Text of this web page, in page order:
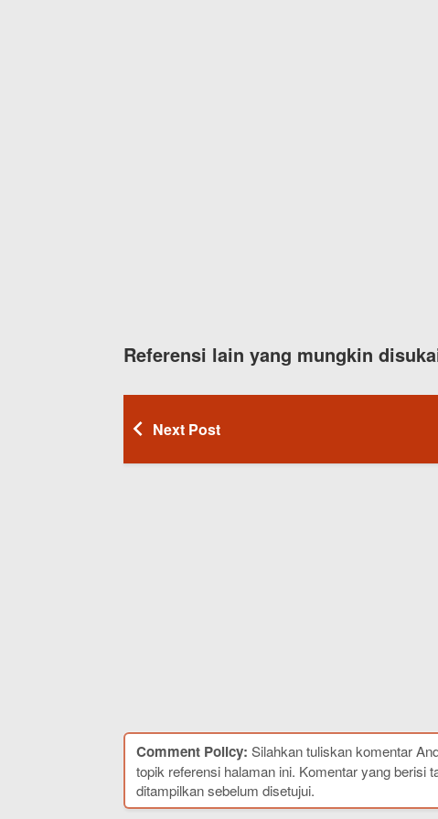
Referensi lain yang mungkin
Next Post
Comment Policy: Silahkan tuliskan komentar
topik referensi halaman ini. Komentar yang berisi
ditampilkan sebelum disetujui.